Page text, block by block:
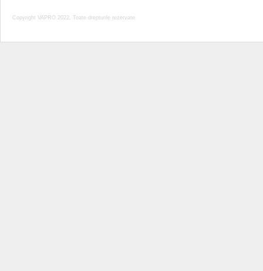
Copyright VAPRO 2022, Toate drepturile rezervate